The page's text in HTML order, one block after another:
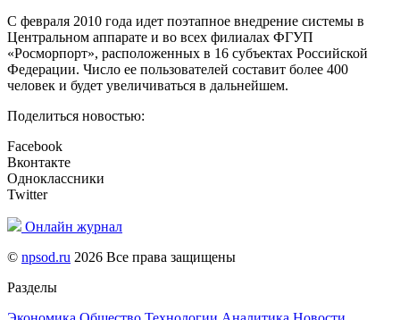
С февраля 2010 года идет поэтапное внедрение системы в
Центральном аппарате и во всех филиалах ФГУП
«Росморпорт», расположенных в 16 субъектах Российской
Федерации. Число ее пользователей составит более 400
человек и будет увеличиваться в дальнейшем.
Поделиться новостью:
Facebook
Вконтакте
Одноклассники
Twitter
Онлайн журнал
© npsod.ru 2026 Все права защищены
Разделы